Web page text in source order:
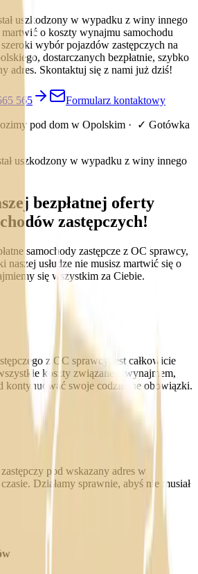
uszkodzony w wypadku z winy innego
o koszty wynajmu samochodu
wybór pojazdów zastępczych na
dostarczanych bezpłatnie, szybko
adres. Skontaktuj się z nami już dziś!
565 Formularz kontaktowy
pod dom w Opolskim · ✓ Gotówka
uszkodzony w wypadku z winy innego
bezpłatnej oferty
zastępczych!
samochody zastępcze z OC sprawcy,
naszej usłudze nie musisz martwić się o
się wszystkim za Ciebie.
z OC sprawcy jest całkowicie
koszty związane z wynajmem,
kontynuować swoje codzienne obowiązki.
pod wskazany adres w
Działamy sprawnie, abyś nie musiał